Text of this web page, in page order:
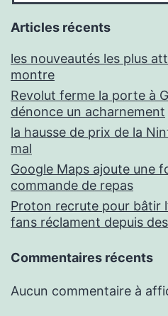
Articles récents
les nouveautés les plus
montre
Revolut ferme la porte à
dénonce un acharnement
la hausse de prix de la
mal
Google Maps ajoute une
commande de repas
Proton recrute pour bâtir
fans réclament depuis
Commentaires récents
Aucun commentaire à